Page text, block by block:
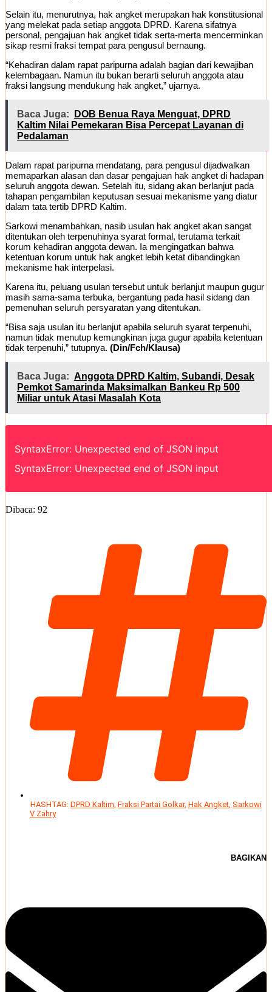
Selain itu, menurutnya, hak angket merupakan hak konstitusional
yang melekat pada setiap anggota DPRD. Karena sifatnya
personal, pengajuan hak angket tidak serta-merta mencerminkan
sikap resmi fraksi tempat para pengusul bernaung.
“Kehadiran dalam rapat paripurna adalah bagian dari kewajiban
kelembagaan. Namun itu bukan berarti seluruh anggota atau
fraksi langsung mendukung hak angket,” ujarnya.
Baca Juga:
DOB Benua Raya Menguat, DPRD
Kaltim Nilai Pemekaran Bisa Percepat Layanan di
Pedalaman
Dalam rapat paripurna mendatang, para pengusul dijadwalkan
memaparkan alasan dan dasar pengajuan hak angket di hadapan
seluruh anggota dewan. Setelah itu, sidang akan berlanjut pada
tahapan pengambilan keputusan sesuai mekanisme yang diatur
dalam tata tertib DPRD Kaltim.
Sarkowi menambahkan, nasib usulan hak angket akan sangat
ditentukan oleh terpenuhinya syarat formal, terutama terkait
korum kehadiran anggota dewan. Ia mengingatkan bahwa
ketentuan korum untuk hak angket lebih ketat dibandingkan
mekanisme hak interpelasi.
Karena itu, peluang usulan tersebut untuk berlanjut maupun gugur
masih sama-sama terbuka, bergantung pada hasil sidang dan
pemenuhan seluruh persyaratan yang ditentukan.
“Bisa saja usulan itu berlanjut apabila seluruh syarat terpenuhi,
namun tidak menutup kemungkinan juga gugur apabila ketentuan
tidak terpenuhi,” tutupnya. (Din/Fch/Klausa)
Baca Juga: Anggota DPRD Kaltim, Subandi, Desak
Pemkot Samarinda Maksimalkan Bankeu Rp 500
Miliar untuk Atasi Masalah Kota
SyntaxError: Unexpected end of JSON input
SyntaxError: Unexpected end of JSON input
Dibaca: 92
HASHTAG: DPRD Kaltim, Fraksi Partai Golkar, Hak Angket, Sarkowi
V Zahry
BAGIKAN